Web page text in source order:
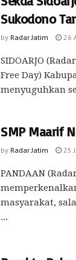
Sukodono
by Radar Jatim 26
SIDOARJO
Free Day)
menyuguhkan
SMP Maarif
by Radar Jatim 25
PANDAAN
masyarakat,
...